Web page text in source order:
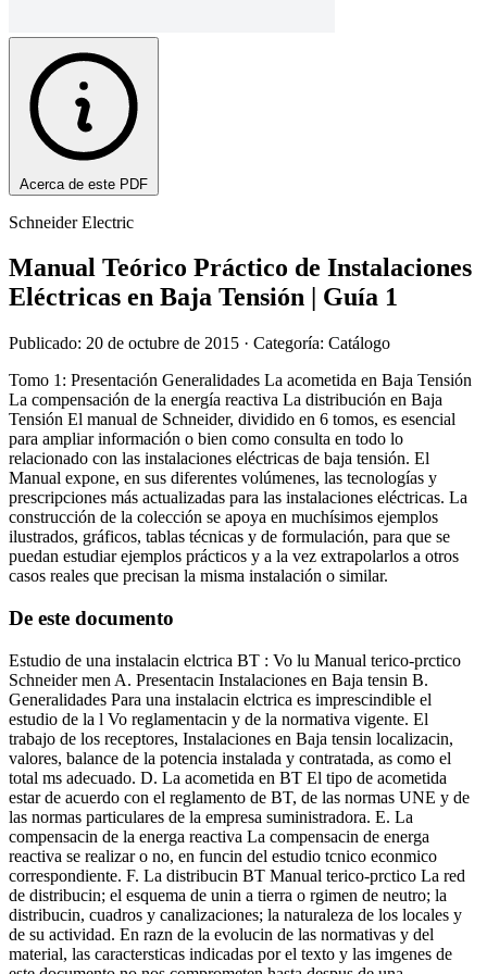
Acerca de este PDF
Schneider Electric
Manual Teórico Práctico de Instalaciones
Eléctricas en Baja Tensión | Guía 1
Publicado: 20 de octubre de 2015 · Categoría: Catálogo
Tomo 1: Presentación Generalidades La acometida en Baja Tensión
La compensación de la energía reactiva La distribución en Baja
Tensión El manual de Schneider, dividido en 6 tomos, es esencial
para ampliar información o bien como consulta en todo lo
relacionado con las instalaciones eléctricas de baja tensión. El
Manual expone, en sus diferentes volúmenes, las tecnologías y
prescripciones más actualizadas para las instalaciones eléctricas. La
construcción de la colección se apoya en muchísimos ejemplos
ilustrados, gráficos, tablas técnicas y de formulación, para que se
puedan estudiar ejemplos prácticos y a la vez extrapolarlos a otros
casos reales que precisan la misma instalación o similar.
De este documento
Estudio de una instalacin elctrica BT : Vo lu Manual terico-prctico
Schneider men A. Presentacin Instalaciones en Baja tensin B.
Generalidades Para una instalacin elctrica es imprescindible el
estudio de la l Vo reglamentacin y de la normativa vigente. El
trabajo de los receptores, Instalaciones en Baja tensin localizacin,
valores, balance de la potencia instalada y contratada, as como el
total ms adecuado. D. La acometida en BT El tipo de acometida
estar de acuerdo con el reglamento de BT, de las normas UNE y de
las normas particulares de la empresa suministradora. E. La
compensacin de la energa reactiva La compensacin de energa
reactiva se realizar o no, en funcin del estudio tcnico econmico
correspondiente. F. La distribucin BT Manual terico-prctico La red
de distribucin; el esquema de unin a tierra o rgimen de neutro; la
distribucin, cuadros y canalizaciones; la naturaleza de los locales y
de su actividad. En razn de la evolucin de las normativas y del
material, las caractersticas indicadas por el texto y las imgenes de